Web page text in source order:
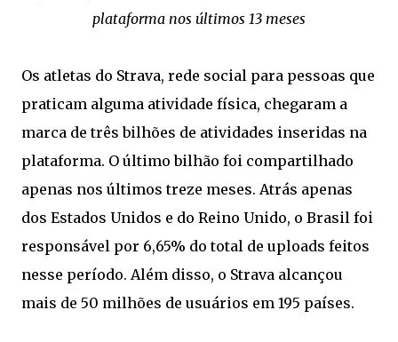
plataforma nos últimos 13 meses
Os atletas do Strava, rede social para pessoas que
praticam alguma atividade física, chegaram a
marca de três bilhões de atividades inseridas na
plataforma. O último bilhão foi compartilhado
apenas nos últimos treze meses. Atrás apenas
dos Estados Unidos e do Reino Unido, o Brasil foi
responsável por 6,65% do total de uploads feitos
nesse período. Além disso, o Strava alcançou
mais de 50 milhões de usuários em 195 países.